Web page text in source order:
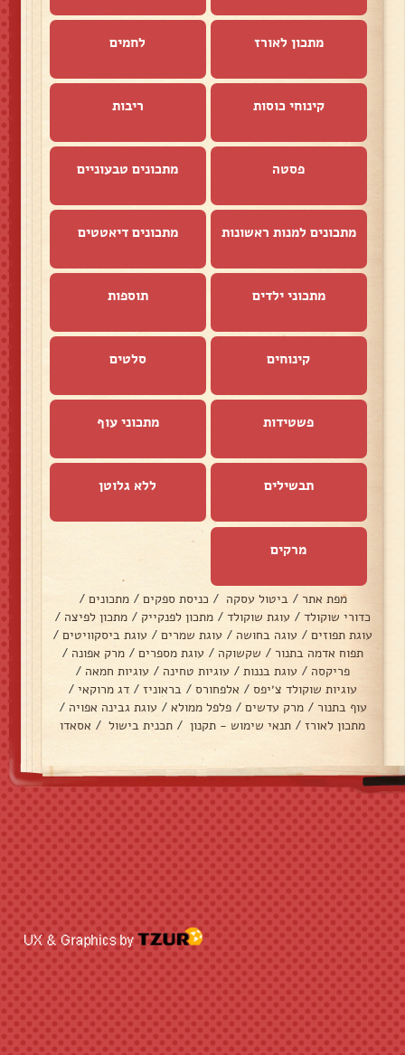
מתכון לאורז לחמים
קינוחי כוסות ריבות
פסטה מתכונים טבעוניים
מתכונים למנות ראשונות מתכונים דיאטטים
מתכוני ילדים תוספות
קינוחים סלטים
פשטידות מתכוני עוף
תבשילים ללא גלוטן
מרקים
מפת אתר / ביטול עסקה / כניסת ספקים / מתכונים /
כדורי שוקולד / עוגת שוקולד / מתכון לפנקייק / מתכון לפיצה /
עוגת תפוזים / עוגה בחושה / עוגת שמרים / עוגת ביסקוויטים /
תפוח אדמה בתנור / שקשוקה / עוגת מספרים / מרק אפונה /
פריקסה / עוגת בננות / עוגיות טחינה / עוגיות חמאה /
עוגיות שוקולד צ׳יפס / אלפחורס / בראוניז / דג מרוקאי /
עוף בתנור / מרק עדשים / פלפל ממולא / עוגת גבינה אפויה /
מתכון לאורז / תנאי שימוש - תקנון / תכנית בישול / אסאדו